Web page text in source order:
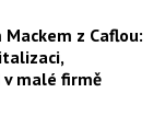
z Caflou:
malé firmě